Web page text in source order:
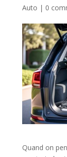
Auto | 0
Quand on